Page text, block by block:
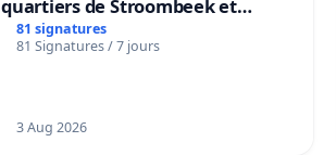
quartiers de Stroombeek et
Beauval - Voor een MIVB-
bediening van de wijken
81 signatures
81 Signatures / 7 jours
3 Aug 2026